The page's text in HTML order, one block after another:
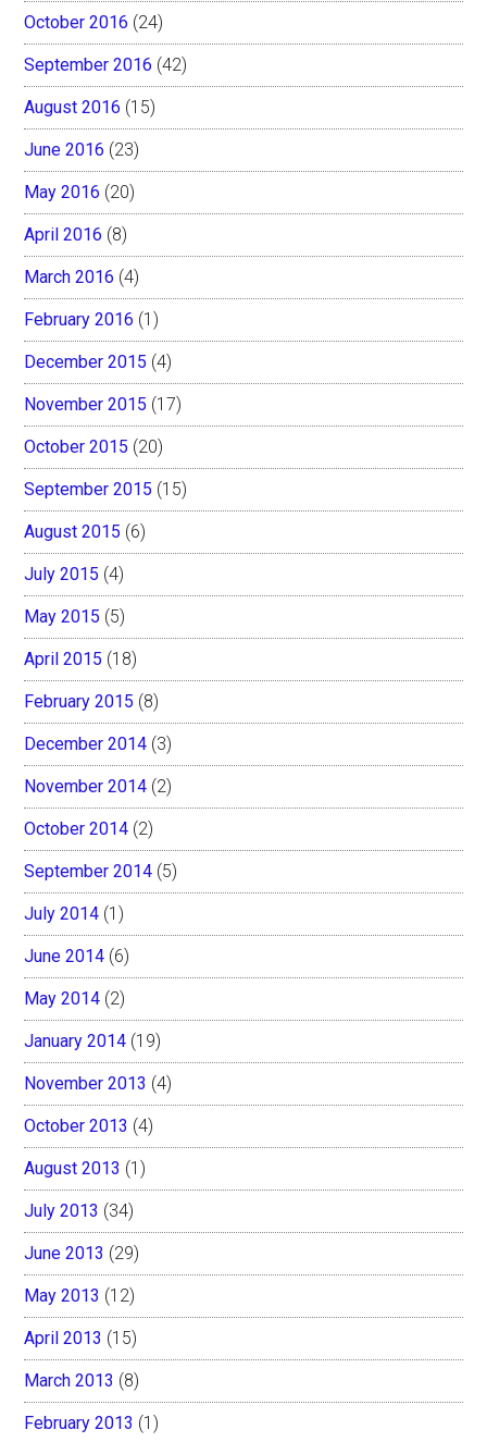
October 2016 (24)
September 2016 (42)
August 2016 (15)
June 2016 (23)
May 2016 (20)
April 2016 (8)
March 2016 (4)
February 2016 (1)
December 2015 (4)
November 2015 (17)
October 2015 (20)
September 2015 (15)
August 2015 (6)
July 2015 (4)
May 2015 (5)
April 2015 (18)
February 2015 (8)
December 2014 (3)
November 2014 (2)
October 2014 (2)
September 2014 (5)
July 2014 (1)
June 2014 (6)
May 2014 (2)
January 2014 (19)
November 2013 (4)
October 2013 (4)
August 2013 (1)
July 2013 (34)
June 2013 (29)
May 2013 (12)
April 2013 (15)
March 2013 (8)
February 2013 (1)